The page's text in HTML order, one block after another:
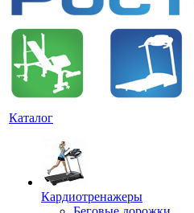
Каталог
Кардиотренажеры